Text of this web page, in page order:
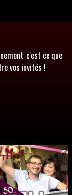
c'est ce que
vos invités !